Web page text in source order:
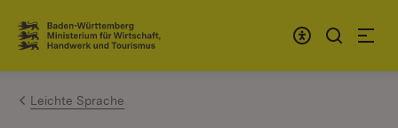
Zum Inhalt springen
Link zur Startseite
Leichte Sprache